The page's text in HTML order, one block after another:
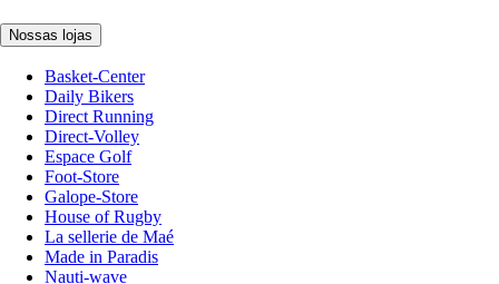
Nossas lojas
Basket-Center
Daily Bikers
Direct Running
Direct-Volley
Espace Golf
Foot-Store
Galope-Store
House of Rugby
La sellerie de Maé
Made in Paradis
Nauti-wave